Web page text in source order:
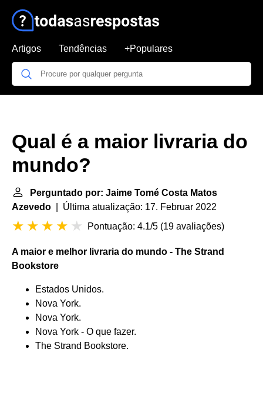
Artigos Tendências +Populares
Qual é a maior livraria do
mundo?
Perguntado por: Jaime Tomé Costa Matos
Azevedo | Última atualização: 17. Februar 2022
Pontuação: 4.1/5 (19 avaliações)
A maior e melhor livraria do mundo - The Strand
Bookstore
Estados Unidos.
Nova York.
Nova York.
Nova York - O que fazer.
The Strand Bookstore.